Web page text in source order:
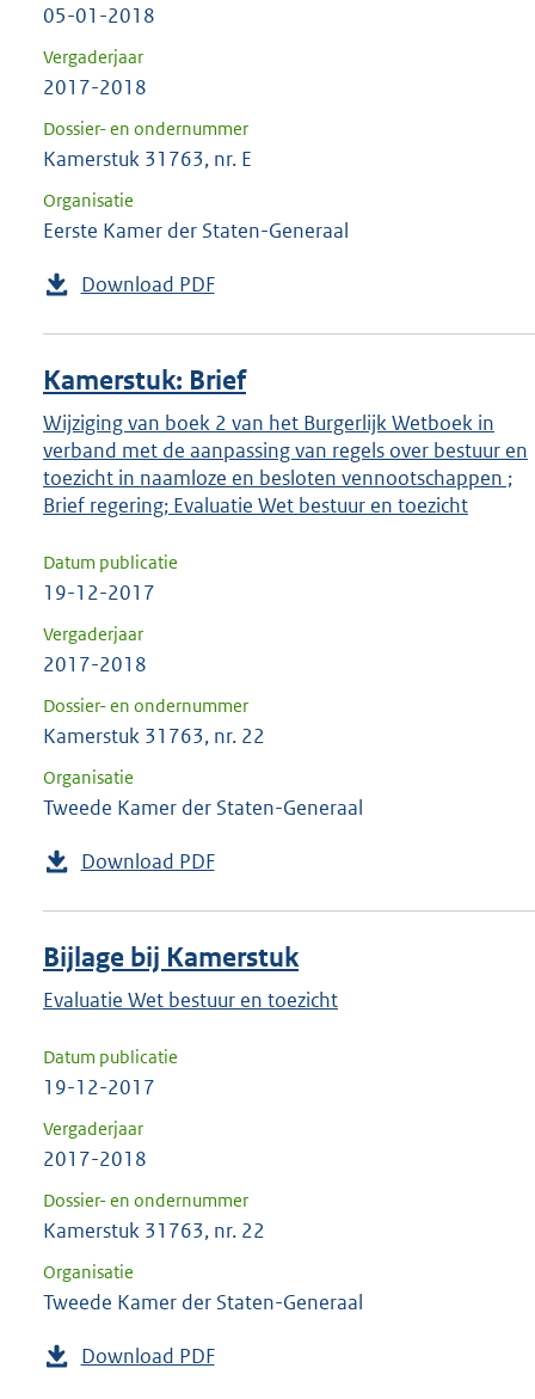
05-01-2018
Vergaderjaar
2017-2018
Dossier- en ondernummer
Kamerstuk 31763, nr. E
Organisatie
Eerste Kamer der Staten-Generaal
Download PDF
Kamerstuk: Brief
Wijziging van boek 2 van het Burgerlijk Wetboek in
verband met de aanpassing van regels over bestuur en
toezicht in naamloze en besloten vennootschappen ;
Brief regering; Evaluatie Wet bestuur en toezicht
Datum publicatie
19-12-2017
Vergaderjaar
2017-2018
Dossier- en ondernummer
Kamerstuk 31763, nr. 22
Organisatie
Tweede Kamer der Staten-Generaal
Download PDF
Bijlage bij Kamerstuk
Evaluatie Wet bestuur en toezicht
Datum publicatie
19-12-2017
Vergaderjaar
2017-2018
Dossier- en ondernummer
Kamerstuk 31763, nr. 22
Organisatie
Tweede Kamer der Staten-Generaal
Download PDF